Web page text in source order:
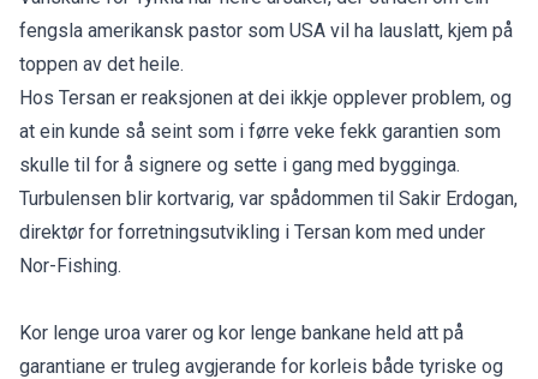
fengsla amerikansk pastor som USA vil ha lauslatt, kjem på
toppen av det heile.
Hos Tersan er reaksjonen at dei ikkje opplever problem, og
at ein kunde så seint som i førre veke fekk garantien som
skulle til for å signere og sette i gang med bygginga.
Turbulensen blir kortvarig, var spådommen til Sakir Erdogan,
direktør for forretningsutvikling i Tersan kom med under
Nor-Fishing.
Kor lenge uroa varer og kor lenge bankane held att på
garantiane er truleg avgjerande for korleis både tyriske og